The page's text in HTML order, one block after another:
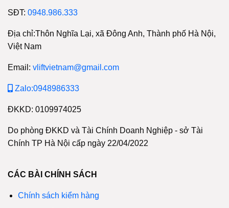
SĐT: 0948.986.333
Địa chỉ:Thôn Nghĩa Lại, xã Đông Anh, Thành phố Hà Nội,
Việt Nam
Email: vliftvietnam@gmail.com
Zalo:0948986333
ĐKKD: 0109974025
Do phòng ĐKKD và Tài Chính Doanh Nghiệp - sở Tài
Chính TP Hà Nội cấp ngày 22/04/2022
CÁC BÀI CHÍNH SÁCH
Chính sách kiểm hàng